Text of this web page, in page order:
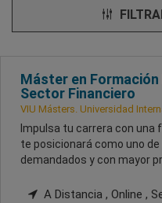
Máster en Formación
Sector Financiero
VIU Másters. Universidad
Impulsa tu carrera con
te posicionará como uno
demandados y con mayor
A Distancia , Online ,